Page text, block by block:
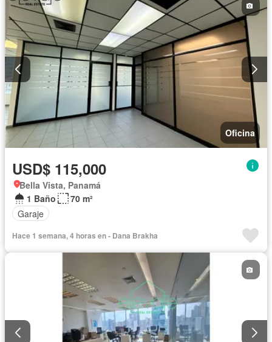
Oficina
USD$ 115,000
Bella Vista, Panamá
1 Baño
70 m²
Garaje
Hace 1 semana, 4 horas en - Dana Brakha